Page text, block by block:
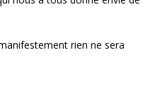
rien ne sera